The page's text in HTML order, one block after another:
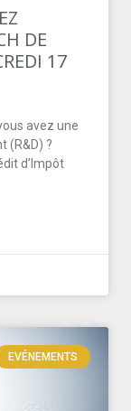
DE
17
avez une
(R&D) ?
d’Impôt
EVÉNEMENTS